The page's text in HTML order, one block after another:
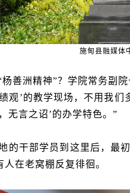
施甸县融媒体
善洲精神”？学院常务副
观’的教学现场，不用我
无言之诏’的办学特色。”
的干部学员到这里后，最
在老窝棚反复徘徊。